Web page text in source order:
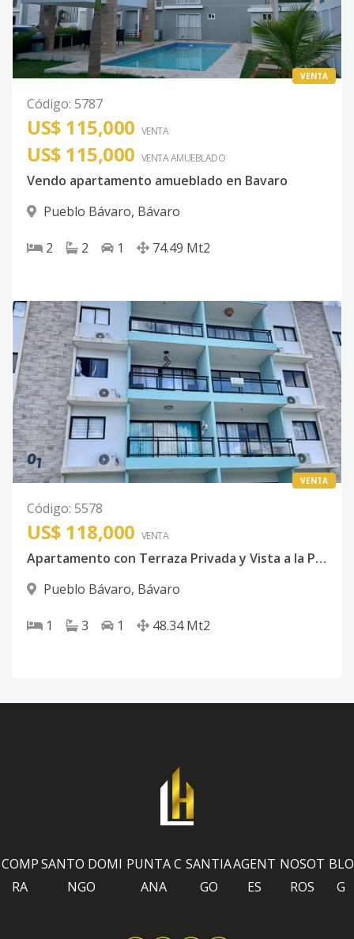
VENTA
Código: 5787
US$ 115,000 VENTA
US$ 115,000 VENTA AMUEBLADO
Vendo apartamento amueblado en Bavaro
Pueblo Bávaro, Bávaro
2 2 1 74.49 Mt2
VENTA
Código: 5578
US$ 118,000 VENTA
Apartamento con Terraza Privada y Vista a la Piscina en Punta Cana
Pueblo Bávaro, Bávaro
1 3 1 48.34 Mt2
COMP
RA
SANTO DOMI
NGO
PUNTA C
ANA
SANTIA
GO
AGENT
ES
NOSOT
ROS
BLO
G